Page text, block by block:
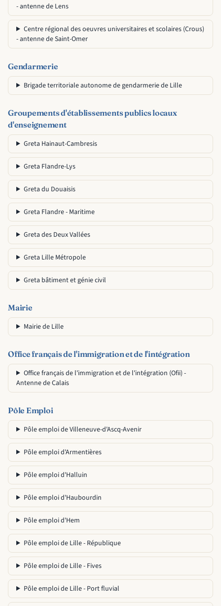
- antenne de Lens
Centre régional des oeuvres universitaires et scolaires (Crous)
- antenne de Saint-Omer
Gendarmerie
Brigade territoriale autonome de gendarmerie de Lille
Groupements d'établissements publics locaux
d'enseignement
Greta Hainaut-Cambresis
Greta Flandre-Lys
Greta du Douaisis
Greta Flandre - Maritime
Greta des Deux Vallées
Greta Lille Métropole
Greta bâtiment et génie civil
Mairie
Mairie de Lille
Office français de l'immigration et de l'intégration
Office français de l'immigration et de l'intégration (Ofii) -
Antenne de Calais
Pôle Emploi
Pôle emploi de Villeneuve-d'Ascq-Avenir
Pôle emploi d'Armentières
Pôle emploi d'Halluin
Pôle emploi d'Haubourdin
Pôle emploi d'Hem
Pôle emploi de Lille - République
Pôle emploi de Lille - Fives
Pôle emploi de Lille - Port fluvial